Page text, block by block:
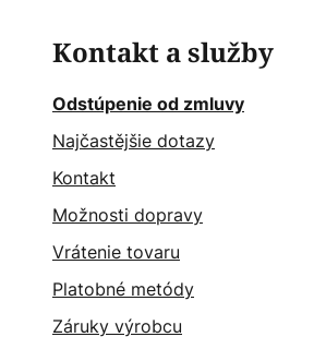
Kontakt a služby
Odstúpenie od zmluvy
Najčastějšie dotazy
Kontakt
Možnosti dopravy
Vrátenie tovaru
Platobné metódy
Záruky výrobcu